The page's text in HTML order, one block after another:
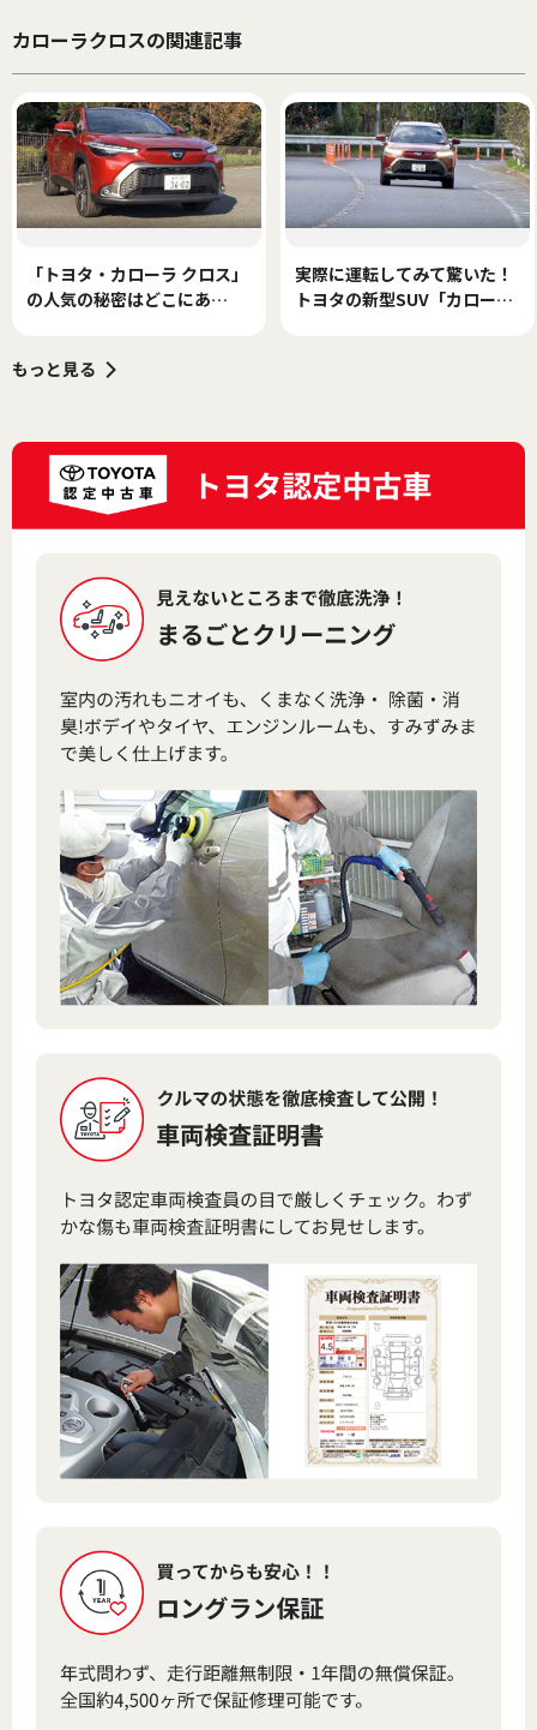
カローラクロスの関連記事
「トヨタ・カローラ クロス」
の人気の秘密はどこにあ
ク。
実際に運転してみて驚いた！
トヨタの新型SUV「カローラ
もっと見る